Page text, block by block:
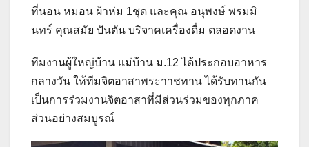
ที่นอน หมอน ผ้าห่ม 1ชุด และคุณ อนุพงษ์ พรมมิ
นทร์ คุณสมัย ปันตัน บริจาคเครื่องดื่ม ตลอดงาน
ทีมงานผู้ใหญ่บ้าน แม่บ้าน ม.12 ได้ประกอบอาหาร
กลางวัน ให้ทีมจิตอาสาพระาาชทาน ได้รับทานกัน
เป็นการร่วมงานจิตอาสาที่มีส่วนร่วมของทุกภาค
ส่วนอย่างสมบูรณ์